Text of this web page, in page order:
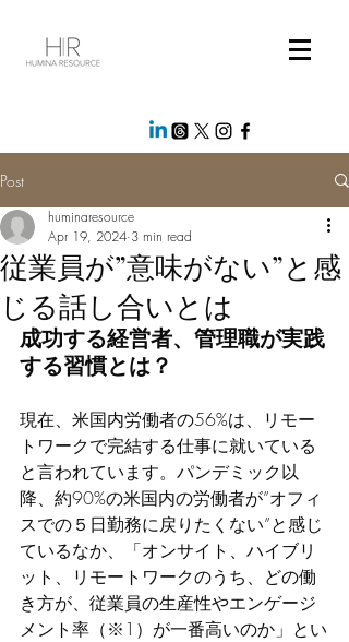
Post
従業員が”意味がない”と感
じる話し合いとは
huminaresource
Apr 19, 2024 3 min read
成功する経営者、管理職が実践
する習慣とは？
現在、米国内労働者の56%は、リモー
トワークで完結する仕事に就いている
と言われています。パンデミック以
降、約90%の米国内の労働者が”オフィ
スでの５日勤務に戻りたくない”と感じ
ているなか、「オンサイト、ハイブリ
ット、リモートワークのうち、どの働
き方が、従業員の生産性やエンゲージ
メント率（※1）が一番高いのか」とい